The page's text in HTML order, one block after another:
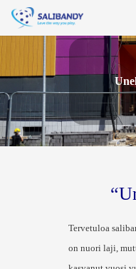
Päätöksenteko
Suunnittelu
Une
Tervetuloa
on nuori laji,